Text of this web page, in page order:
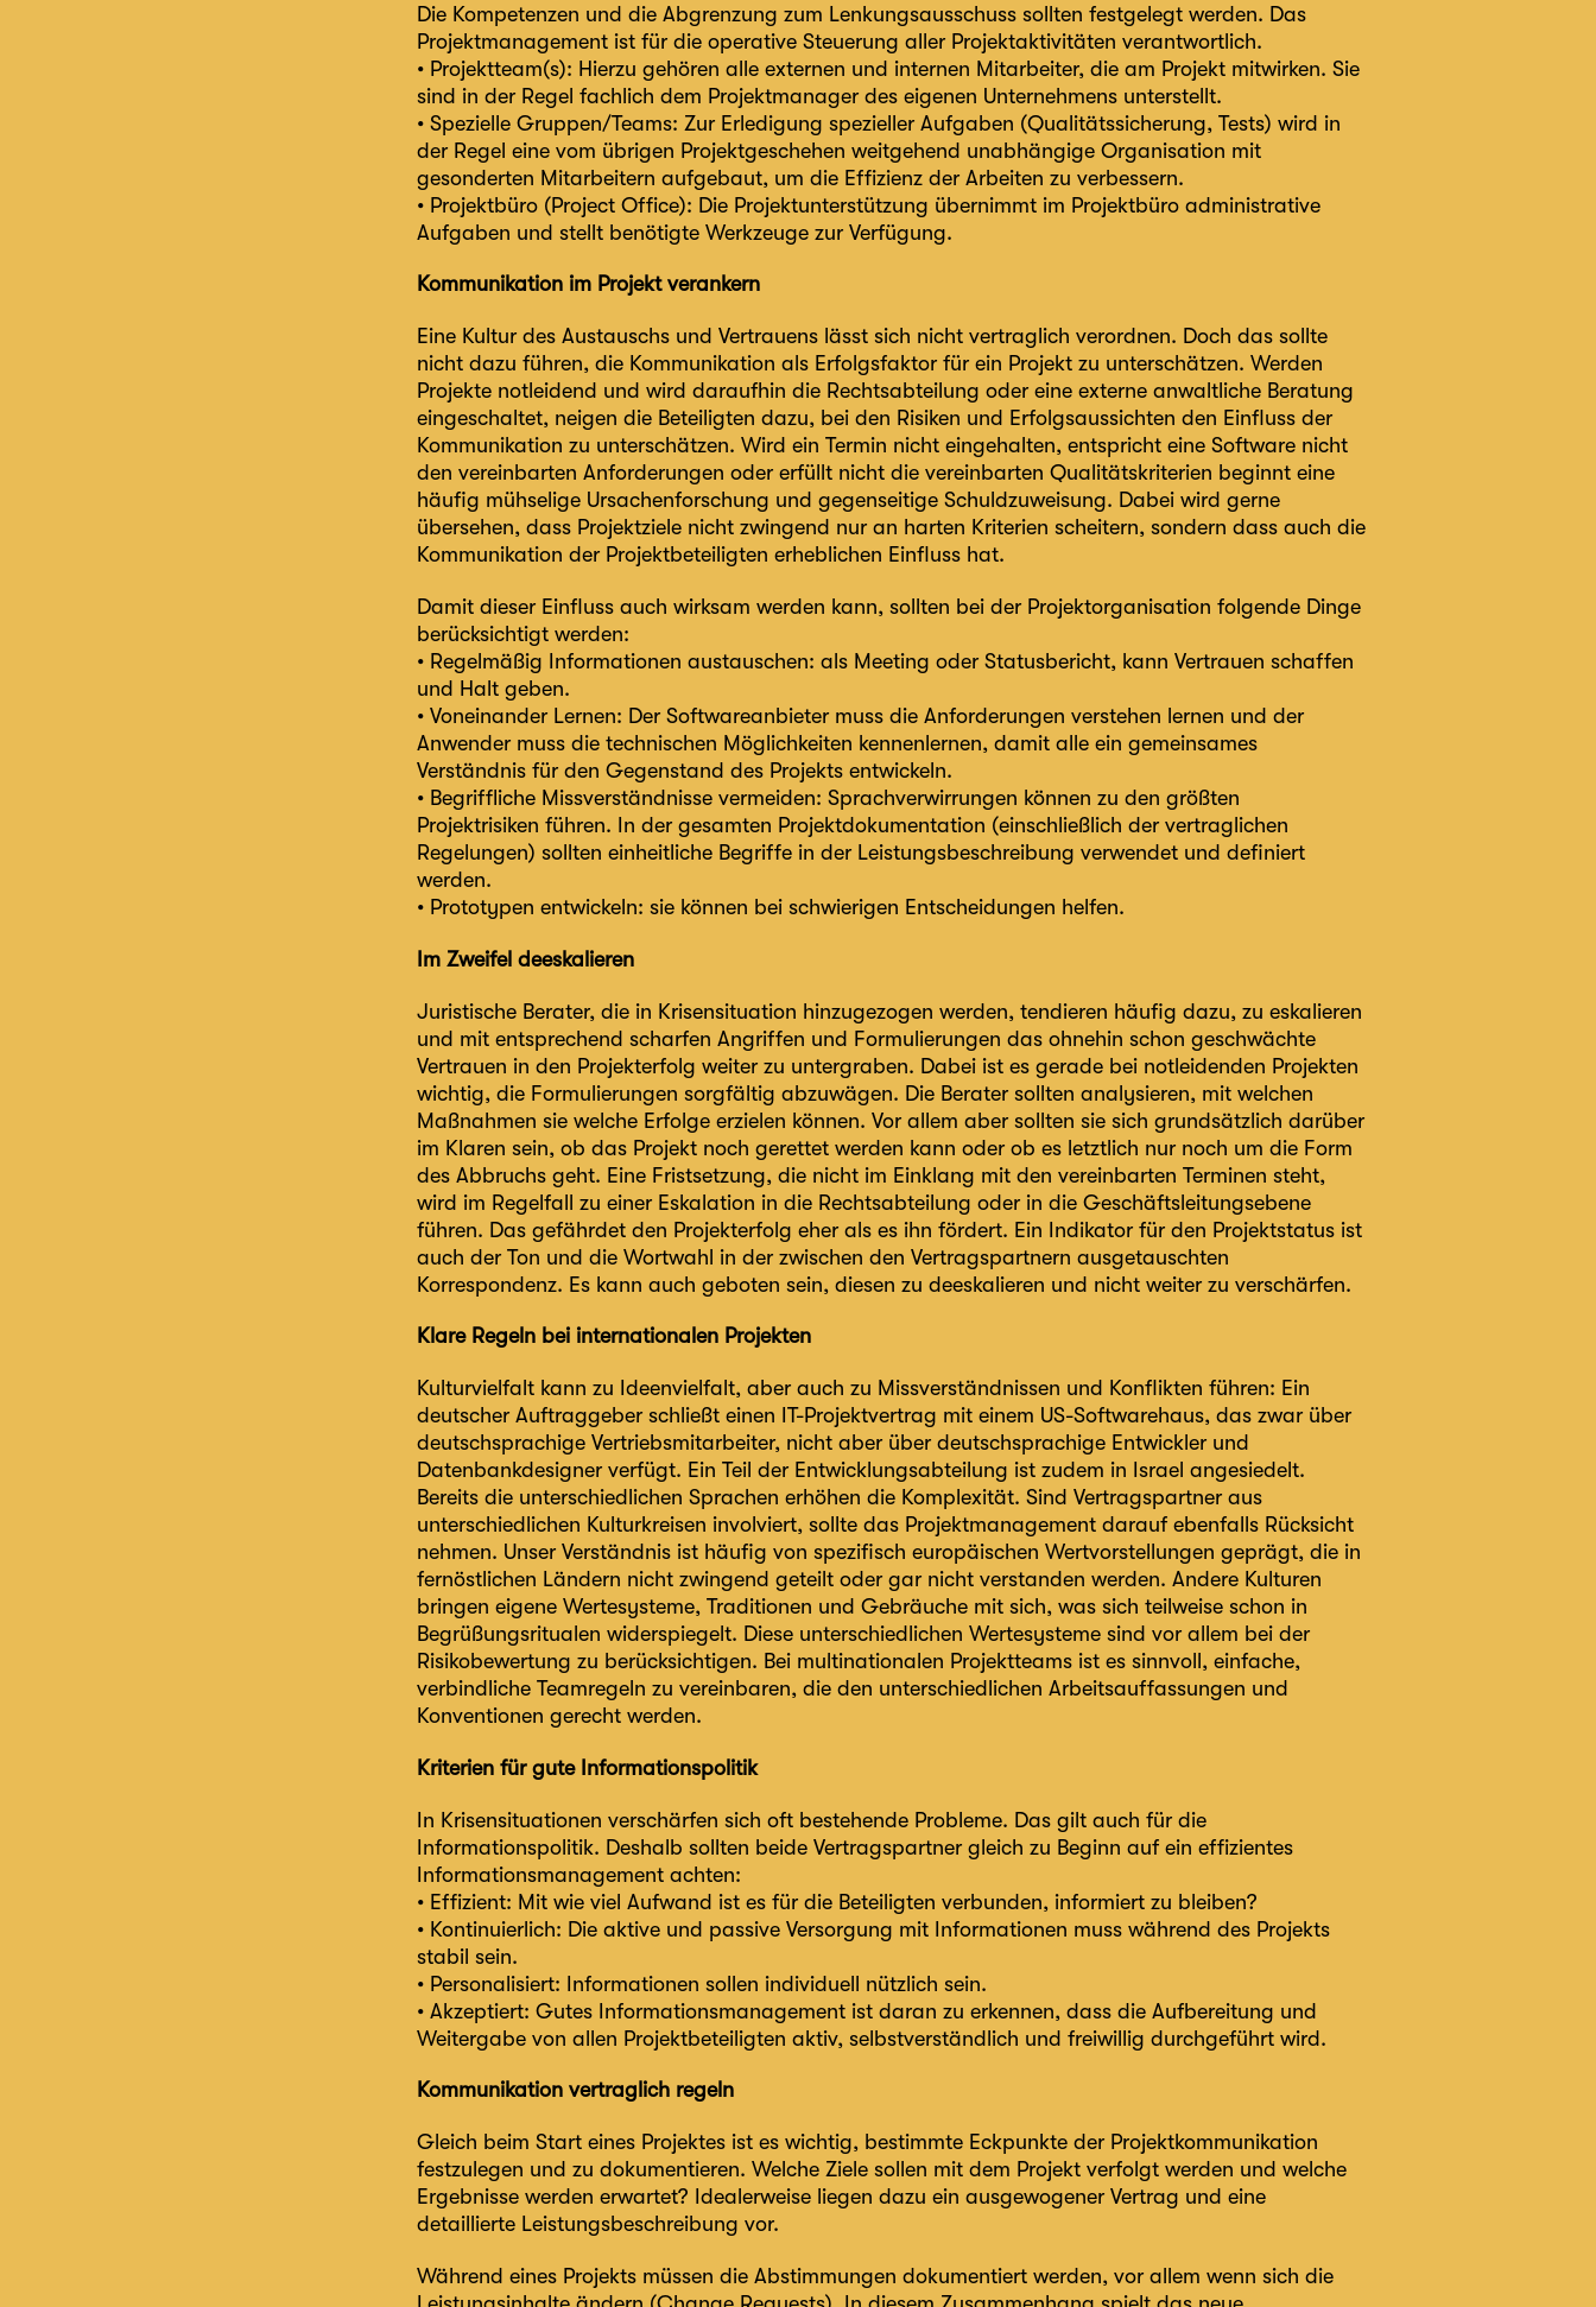
Die Kompetenzen und die Abgrenzung zum Lenkungsausschuss sollten festgelegt werden. Das
Projektmanagement ist für die operative Steuerung aller Projektaktivitäten verantwortlich.
• Projektteam(s): Hierzu gehören alle externen und internen Mitarbeiter, die am Projekt mitwirken. Sie
sind in der Regel fachlich dem Projektmanager des eigenen Unternehmens unterstellt.
• Spezielle Gruppen/Teams: Zur Erledigung spezieller Aufgaben (Qualitätssicherung, Tests) wird in
der Regel eine vom übrigen Projektgeschehen weitgehend unabhängige Organisation mit
gesonderten Mitarbeitern aufgebaut, um die Effizienz der Arbeiten zu verbessern.
• Projektbüro (Project Office): Die Projektunterstützung übernimmt im Projektbüro administrative
Aufgaben und stellt benötigte Werkzeuge zur Verfügung.
Kommunikation im Projekt verankern
Eine Kultur des Austauschs und Vertrauens lässt sich nicht vertraglich verordnen. Doch das sollte
nicht dazu führen, die Kommunikation als Erfolgsfaktor für ein Projekt zu unterschätzen. Werden
Projekte notleidend und wird daraufhin die Rechtsabteilung oder eine externe anwaltliche Beratung
eingeschaltet, neigen die Beteiligten dazu, bei den Risiken und Erfolgsaussichten den Einfluss der
Kommunikation zu unterschätzen. Wird ein Termin nicht eingehalten, entspricht eine Software nicht
den vereinbarten Anforderungen oder erfüllt nicht die vereinbarten Qualitätskriterien beginnt eine
häufig mühselige Ursachenforschung und gegenseitige Schuldzuweisung. Dabei wird gerne
übersehen, dass Projektziele nicht zwingend nur an harten Kriterien scheitern, sondern dass auch die
Kommunikation der Projektbeteiligten erheblichen Einfluss hat.
Damit dieser Einfluss auch wirksam werden kann, sollten bei der Projektorganisation folgende Dinge
berücksichtigt werden:
• Regelmäßig Informationen austauschen: als Meeting oder Statusbericht, kann Vertrauen schaffen
und Halt geben.
• Voneinander Lernen: Der Softwareanbieter muss die Anforderungen verstehen lernen und der
Anwender muss die technischen Möglichkeiten kennenlernen, damit alle ein gemeinsames
Verständnis für den Gegenstand des Projekts entwickeln.
• Begriffliche Missverständnisse vermeiden: Sprachverwirrungen können zu den größten
Projektrisiken führen. In der gesamten Projektdokumentation (einschließlich der vertraglichen
Regelungen) sollten einheitliche Begriffe in der Leistungsbeschreibung verwendet und definiert
werden.
• Prototypen entwickeln: sie können bei schwierigen Entscheidungen helfen.
Im Zweifel deeskalieren
Juristische Berater, die in Krisensituation hinzugezogen werden, tendieren häufig dazu, zu eskalieren
und mit entsprechend scharfen Angriffen und Formulierungen das ohnehin schon geschwächte
Vertrauen in den Projekterfolg weiter zu untergraben. Dabei ist es gerade bei notleidenden Projekten
wichtig, die Formulierungen sorgfältig abzuwägen. Die Berater sollten analysieren, mit welchen
Maßnahmen sie welche Erfolge erzielen können. Vor allem aber sollten sie sich grundsätzlich darüber
im Klaren sein, ob das Projekt noch gerettet werden kann oder ob es letztlich nur noch um die Form
des Abbruchs geht. Eine Fristsetzung, die nicht im Einklang mit den vereinbarten Terminen steht,
wird im Regelfall zu einer Eskalation in die Rechtsabteilung oder in die Geschäftsleitungsebene
führen. Das gefährdet den Projekterfolg eher als es ihn fördert. Ein Indikator für den Projektstatus ist
auch der Ton und die Wortwahl in der zwischen den Vertragspartnern ausgetauschten
Korrespondenz. Es kann auch geboten sein, diesen zu deeskalieren und nicht weiter zu verschärfen.
Klare Regeln bei internationalen Projekten
Kulturvielfalt kann zu Ideenvielfalt, aber auch zu Missverständnissen und Konflikten führen: Ein
deutscher Auftraggeber schließt einen IT-Projektvertrag mit einem US-Softwarehaus, das zwar über
deutschsprachige Vertriebsmitarbeiter, nicht aber über deutschsprachige Entwickler und
Datenbankdesigner verfügt. Ein Teil der Entwicklungsabteilung ist zudem in Israel angesiedelt.
Bereits die unterschiedlichen Sprachen erhöhen die Komplexität. Sind Vertragspartner aus
unterschiedlichen Kulturkreisen involviert, sollte das Projektmanagement darauf ebenfalls Rücksicht
nehmen. Unser Verständnis ist häufig von spezifisch europäischen Wertvorstellungen geprägt, die in
fernöstlichen Ländern nicht zwingend geteilt oder gar nicht verstanden werden. Andere Kulturen
bringen eigene Wertesysteme, Traditionen und Gebräuche mit sich, was sich teilweise schon in
Begrüßungsritualen widerspiegelt. Diese unterschiedlichen Wertesysteme sind vor allem bei der
Risikobewertung zu berücksichtigen. Bei multinationalen Projektteams ist es sinnvoll, einfache,
verbindliche Teamregeln zu vereinbaren, die den unterschiedlichen Arbeitsauffassungen und
Konventionen gerecht werden.
Kriterien für gute Informationspolitik
In Krisensituationen verschärfen sich oft bestehende Probleme. Das gilt auch für die
Informationspolitik. Deshalb sollten beide Vertragspartner gleich zu Beginn auf ein effizientes
Informationsmanagement achten:
• Effizient: Mit wie viel Aufwand ist es für die Beteiligten verbunden, informiert zu bleiben?
• Kontinuierlich: Die aktive und passive Versorgung mit Informationen muss während des Projekts
stabil sein.
• Personalisiert: Informationen sollen individuell nützlich sein.
• Akzeptiert: Gutes Informationsmanagement ist daran zu erkennen, dass die Aufbereitung und
Weitergabe von allen Projektbeteiligten aktiv, selbstverständlich und freiwillig durchgeführt wird.
Kommunikation vertraglich regeln
Gleich beim Start eines Projektes ist es wichtig, bestimmte Eckpunkte der Projektkommunikation
festzulegen und zu dokumentieren. Welche Ziele sollen mit dem Projekt verfolgt werden und welche
Ergebnisse werden erwartet? Idealerweise liegen dazu ein ausgewogener Vertrag und eine
detaillierte Leistungsbeschreibung vor.
Während eines Projekts müssen die Abstimmungen dokumentiert werden, vor allem wenn sich die